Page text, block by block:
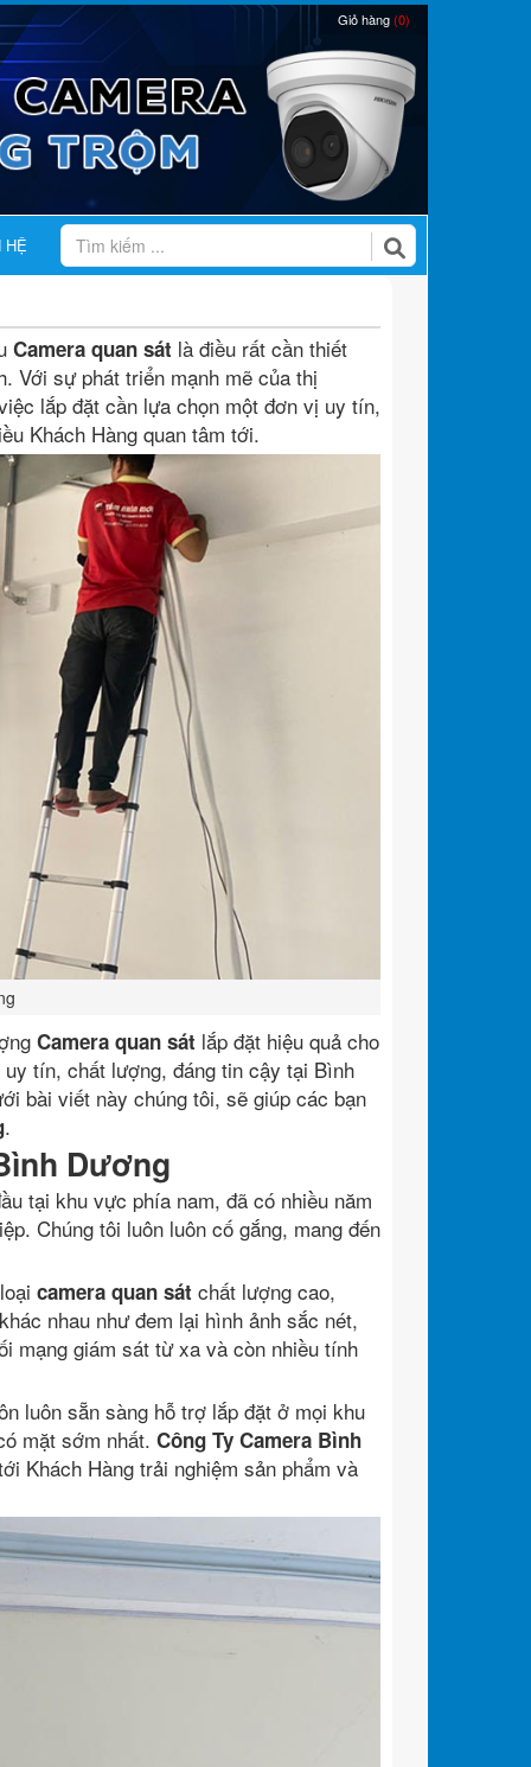
Giỏ hàng(0)
HỆ
Camera quan sát là điều rất cần thiết
Với sự phát triển mạnh mẽ của thị
lắp đặt cần lựa chọn một đơn vị uy tín,
Khách Hàng quan tâm tới.
Camera quan sát lắp đặt hiệu quả cho
uy tín, chất lượng, đáng tin cậy tại Bình
bài viết này chúng tôi, sẽ giúp các bạn
.
Dương
tại khu vực phía nam, đã có nhiều năm
Chúng tôi luôn luôn cố gắng, mang đến
camera quan sát chất lượng cao,
nhau như đem lại hình ảnh sắc nét,
mạng giám sát từ xa và còn nhiều tính
luôn sẵn sàng hỗ trợ lắp đặt ở mọi khu
mặt sớm nhất. Công Ty Camera Bình
Khách Hàng trải nghiệm sản phẩm và